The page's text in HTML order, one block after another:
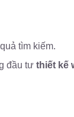
tìm kiếm.
đầu tư thiết kế